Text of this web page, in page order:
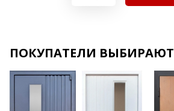
ПОКУПАТЕЛИ ВЫБИРАЮТ